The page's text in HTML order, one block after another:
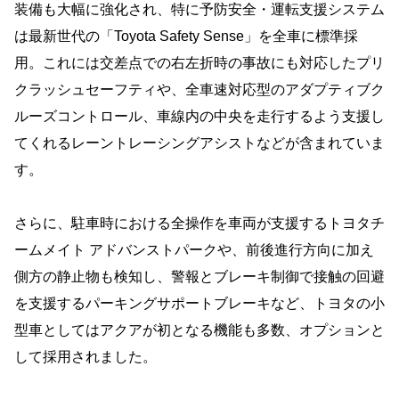
装備も大幅に強化され、特に予防安全・運転支援システム
は最新世代の「Toyota Safety Sense」を全車に標準採
用。これには交差点での右左折時の事故にも対応したプリ
クラッシュセーフティや、全車速対応型のアダプティブク
ルーズコントロール、車線内の中央を走行するよう支援し
てくれるレーントレーシングアシストなどが含まれていま
す。
さらに、駐車時における全操作を車両が支援するトヨタチ
ームメイト アドバンストパークや、前後進行方向に加え
側方の静止物も検知し、警報とブレーキ制御で接触の回避
を支援するパーキングサポートブレーキなど、トヨタの小
型車としてはアクアが初となる機能も多数、オプションと
して採用されました。